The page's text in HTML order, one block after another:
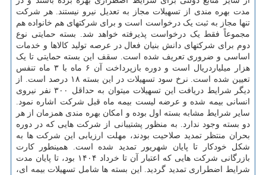
مدت بهره مندی از تسهیلات مجاز به تعدیل نیرو نیستند. هر شرکت
تنها مجاز به ثبت یک درخواست است و برای شرکتهای هم خانواده هم
مجموعاً فقط یک درخواست پذیرفته خواهد شد. بسته حمایتی نوع
دوم برای شرکتهای دانش بنیان فعال در عرصه تولید کالاها و خدمات
اساسی و ضروری تعریف شده است. سقف این بسته حمایتی تا یک
هزار میلیاردریال است و دوره بازپرداخت آن ۶ ماه با ۳ ماه تنفس
تعیین شده است. نرخ سود تسهیلات در این بسته ۱۸ درصد است. از
دیگر شرایط دریافت این تسهیلات میتوان به حداقل ۳۰۰ نفر نیروی
انسانی بیمه شده و عرضه لیست بیمه ماه قبل شرکت اشاره نمود.
سایر شرایط مشابه بسته اول بوده و امکان بهره مندی همزمان از هر
دو بسته وجود ندارد. به منظور پشتیبانی از شرکت هایی که در دوره
بحران منتظر تمدید صلاحیت بودند، مهلت ارزیابی این شرکت ها به
شکل خودکار تا پایان شهریور تمدید شده است. همینطور کارت
بازرگانی شرکت هایی که اعتبار آن تا خرداد ۱۴۰۴ بود، تا پایان مدت
شرایط اضطراری تمدید گردید. این بسته ها شامل تسهیلات بیمه ای،